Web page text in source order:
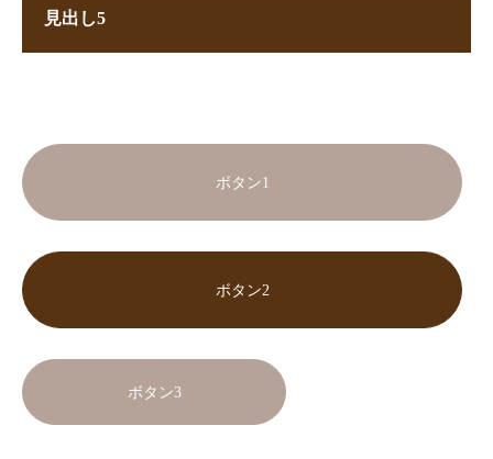
見出し5
ボタン1
ボタン2
ボタン3